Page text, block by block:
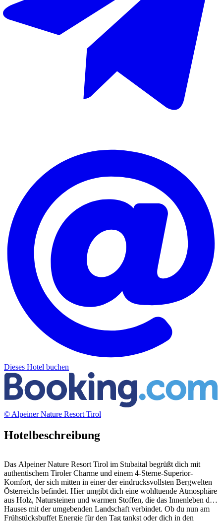
Dieses Hotel buchen
© Alpeiner Nature Resort Tirol
Hotelbeschreibung
Das Alpeiner Nature Resort Tirol im Stubaital begrüßt dich mit
authentischem Tiroler Charme und einem 4-Sterne-Superior-
Komfort, der sich mitten in einer der eindrucksvollsten Bergwelten
Österreichs befindet. Hier umgibt dich eine wohltuende Atmosphäre
aus Holz, Natursteinen und warmen Stoffen, die das Innenleben des
Hauses mit der umgebenden Landschaft verbindet. Ob du nun am
Frühstücksbuffet Energie für den Tag tankst oder dich in den